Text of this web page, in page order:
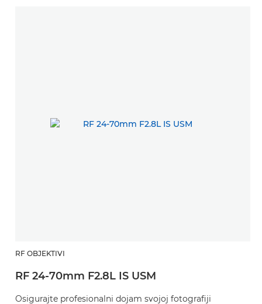
RF OBJEKTIVI
RF 24-70mm F2.8L IS USM
Osigurajte profesionalni dojam svojoj fotografiji